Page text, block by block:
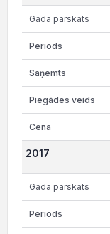
Gada pārskats
2017
Gada pārskats